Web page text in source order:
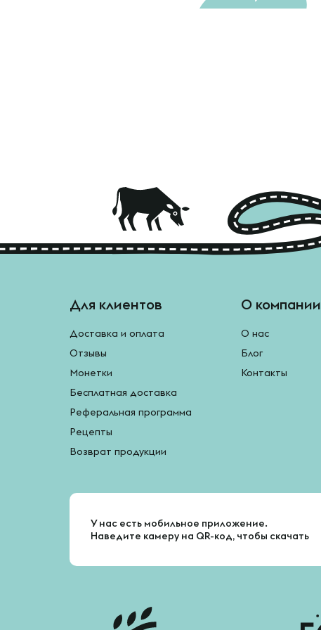
Для клиентов
Доставка и оплата
Отзывы
Монетки
Бесплатная доставка
Реферальная программа
Рецепты
Возврат продукции
О компании
О нас
Блог
Контакты
У нас есть мобильное приложение.
Наведите камеру на QR-код, чтобы скачать